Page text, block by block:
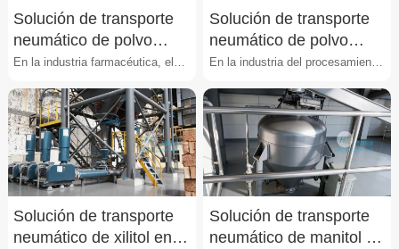
Solución de transporte
neumático de polvo
farmacéutico
En la industria farmacéutica, el
desafíos signif···
Solución de transporte
neumático de polvo
ultrafino de medicina
En la industria del procesamiento
materiales u···
Solución de transporte
neumático de xilitol en
Solución de transporte
neumático de manitol en